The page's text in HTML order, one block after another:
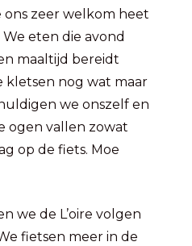
zeer welkom heet
eten die avond
maaltijd bereidt
kletsen nog wat maar
we onszelf en
ogen vallen zowat
op de fiets. Moe
we de L’oire volgen
fietsen meer in de